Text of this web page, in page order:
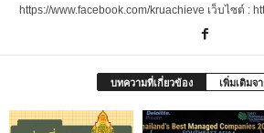
https://www.facebook.com/kruachieve เว็บไซต์ :
บทความที่เกี่ยวข้อง เพิ่มเติมจ